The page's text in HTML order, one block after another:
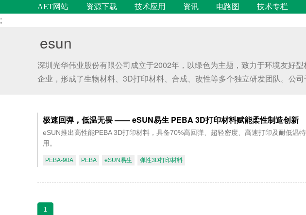
AET网站 资源下载 技术应用 资讯 电路图 技术专栏
;
esun
深圳光华伟业股份有限公司成立于2002年，以绿色为主题，致力于环境友好
企业，形成了生物材料、3D打印材料、合成、改性等多个独立研发团队。公
极速回弹，低温无畏 —— eSUN易生 PEBA 3D打印材料赋能柔性制造创新
eSUN推出高性能PEBA 3D打印材料，具备70%高回弹、超轻密度、高速打印及耐低温
用。
PEBA-90A PEBA eSUN易生 弹性3D打印材料
1